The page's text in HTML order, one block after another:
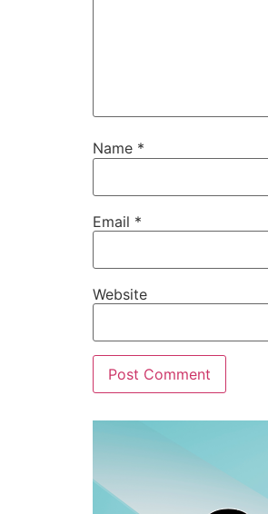
Name *
Email *
Website